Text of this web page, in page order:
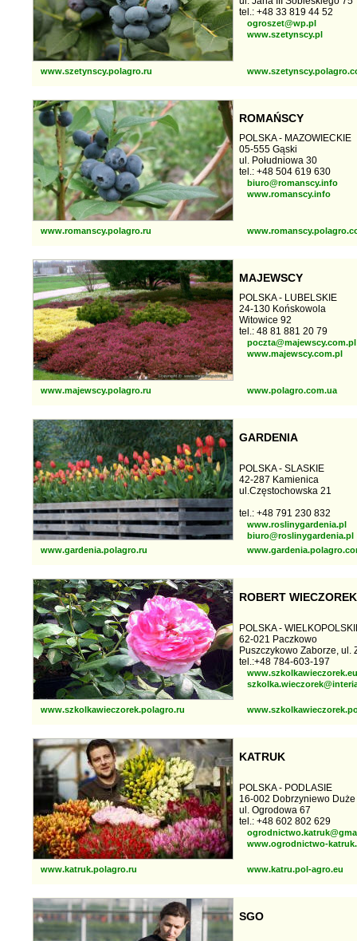
tel.: +48 33 819 44 52
ogroszet@wp.pl
www.szetynscy.pl
www.szetynscy.polagro.ru
ROMAŃSCY
POLSKA - MAZOWIECKIE
05-555 Gąski
ul. Południowa 30
tel.: +48 504 619 630
biuro@romanscy.info
www.romanscy.info
www.romanscy.polagro.ru
MAJEWSCY
POLSKA - LUBELSKIE
24-130 Końskowola
Witowice 92
tel.: 48 81 881 20 79
poczta@majewscy.com.pl
www.majewscy.com.pl
www.majewscy.polagro.ru www.polagro.com.ua
GARDENIA
POLSKA - SLASKIE
42-287 Kamienica
ul.Częstochowska 21
tel.: +48 791 230 832
www.roslinygardenia.pl
biuro@roslinygardenia.pl
www.gardenia.polagro.ru
ROBERT WIECZOREK
POLSKA -
62-021 Paczkowo
Puszczykowo Zaborze, ul.
tel.:+48 784-603-197
www.szkolkawieczorek.eu
www.szkolkawieczorek.polagro.ru
KATRUK
POLSKA - PODLASIE
16-002 Dobrzyniewo Duże
ul. Ogrodowa 67
tel.: +48 602 802 629
www.ogrodnictwo-
www.katruk.polagro.ru www.katru.pol-agro.eu
SGO